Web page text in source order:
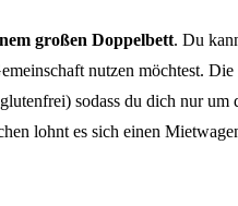
großen Doppelbett. Du
nutzen möchtest. Die
sodass du dich nur
lohnt es sich einen